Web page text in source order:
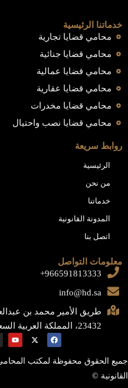
خدماتنا الرئيسية
محامي قضايا تجارية
محامي قضايا جنائية
محامي قضايا عمالية
محامي قضايا عقارية
محامي قضايا مخدرات
محامي قضايا نصب واحتيال
روابط سريعة
الرئيسية
من نحن
خدماتنا
المدونة القانونية
اتصل بنا
معلومات التواصل
966591813333+
info@hd.sa
طريق الأمير محمد بن
23432، المملكة العربية السعودية.
جميع الحقوق محفوظة لمكتب
القانونية ©